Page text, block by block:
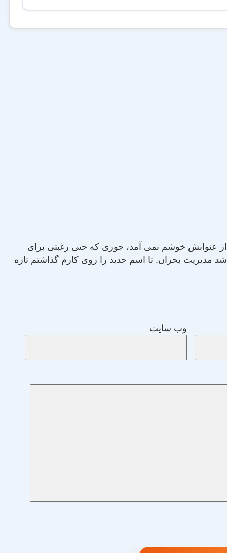
عنوانش خوشم نمی آمد، جوری که حتی رغبتی برای
بحران. تا اسم جدید را روی کارم گذاشتم تازه
وب‌ سایت